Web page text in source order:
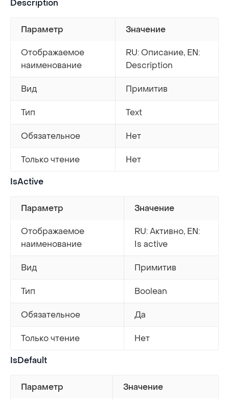
Description
Параметр Значение
Отображаемое
наименование
RU: Описание, EN:
Description
Вид Примитив
Тип Text
Обязательное Нет
Только чтение Нет
IsActive
Параметр Значение
Отображаемое
наименование
RU: Активно, EN:
Is active
Вид Примитив
Тип Boolean
Обязательное Да
Только чтение Нет
IsDefault
Параметр Значение